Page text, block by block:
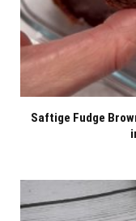
Saftige Fudge